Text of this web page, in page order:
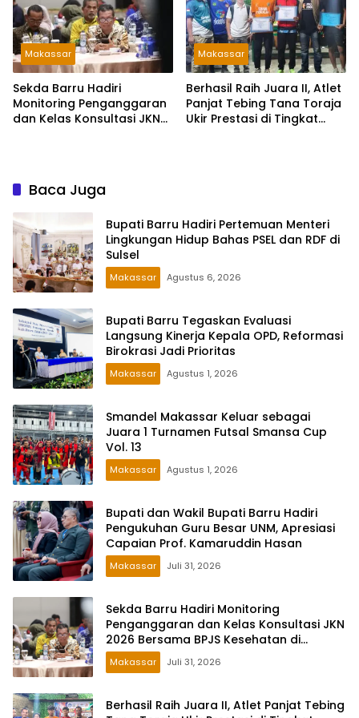
Makassar
Sekda Barru Hadiri
Monitoring Penganggaran
dan Kelas Konsultasi JKN
Makassar
Berhasil Raih Juara II, Atlet
Panjat Tebing Tana Toraja
Ukir Prestasi di Tingkat
Baca Juga
Bupati Barru Hadiri Pertemuan Menteri
Lingkungan Hidup Bahas PSEL dan RDF di
Sulsel
Makassar Agustus 6, 2026
Bupati Barru Tegaskan Evaluasi
Langsung Kinerja Kepala OPD, Reformasi
Birokrasi Jadi Prioritas
Makassar Agustus 1, 2026
Smandel Makassar Keluar sebagai
Juara 1 Turnamen Futsal Smansa Cup
Vol. 13
Makassar Agustus 1, 2026
Bupati dan Wakil Bupati Barru Hadiri
Pengukuhan Guru Besar UNM, Apresiasi
Capaian Prof. Kamaruddin Hasan
Makassar Juli 31, 2026
Sekda Barru Hadiri Monitoring
Penganggaran dan Kelas Konsultasi JKN
2026 Bersama BPJS Kesehatan di
Makassar
Makassar Juli 31, 2026
Berhasil Raih Juara II, Atlet Panjat Tebing